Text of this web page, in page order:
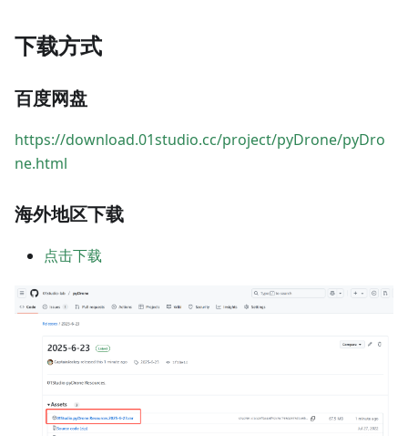
下载方式
百度网盘
https://download.01studio.cc/project/pyDrone/pyDro
ne.html
海外地区下载
点击下载